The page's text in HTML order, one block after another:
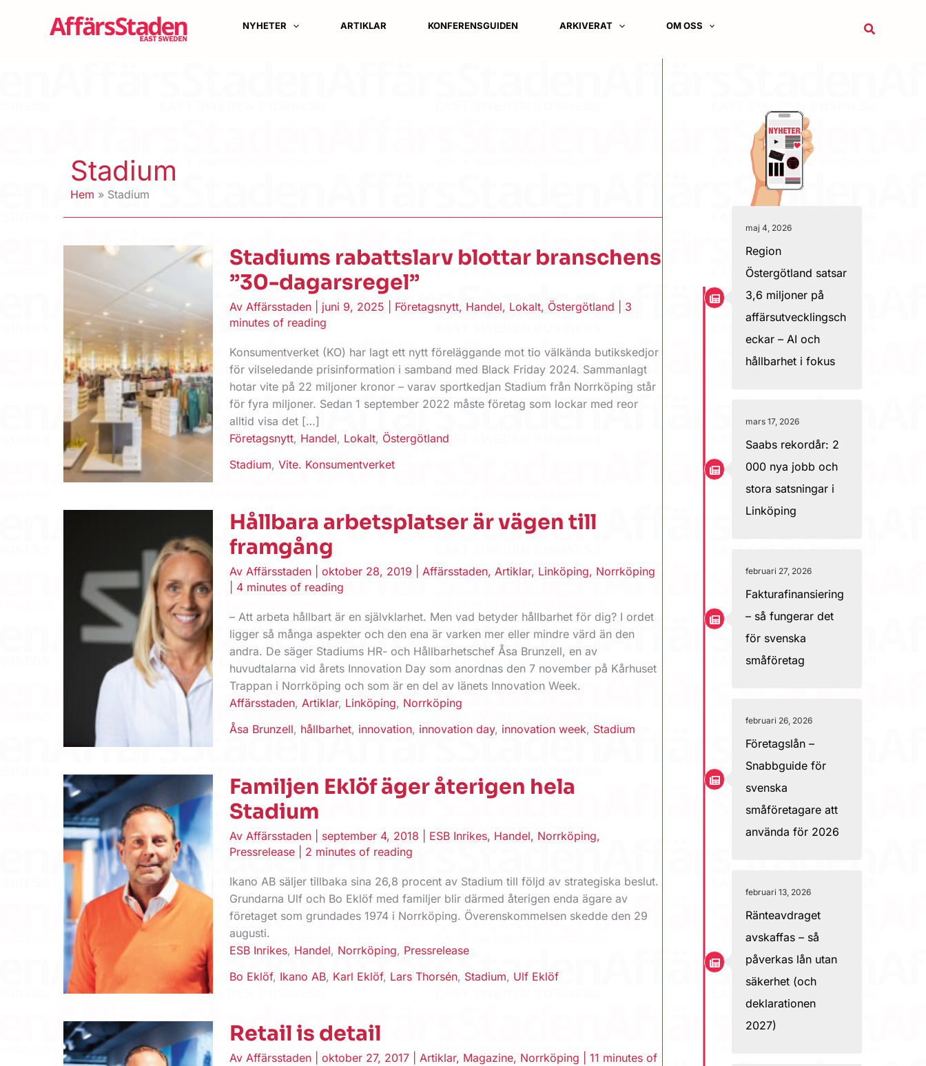
NYHETER ARTIKLAR KONFERENSGUIDEN ARKIVERAT OM OSS Sök
Stadium
Hem Stadium
Stadiums rabattslarv blottar branschens
”30-dagars­regel”
AvAffärsstaden juni 9, 2025 Företagsnytt, Handel, Lokalt, Östergötland
3
minutes of reading
Konsumentverket (KO) har lagt ett nytt föreläggande mot tio välkända butikskedjor
för vilseledande prisinformation i samband med Black Friday 2024. Sammanlagt
hotar vite på 22 miljoner kronor – varav sportkedjan Stadium från Norrköping står
för fyra miljoner. Sedan 1 september 2022 måste företag som lockar med reor
alltid visa det […]
Företagsnytt, Handel, Lokalt, Östergötland
Stadium,Vite. Konsumentverket
Hållbara arbetsplatser är vägen till
framgång
Av Affärsstaden |oktober 28, 2019 Affärsstaden, Artiklar, Linköping, Norrköping
4 minutes of reading
– Att arbeta hållbart är en självklarhet. Men vad betyder hållbarhet för dig? I ordet
ligger så många aspekter och den ena är varken mer eller mindre värd än den
andra. De säger Stadiums HR- och Hållbarhetschef Åsa Brunzell, en av
huvudtalarna vid årets Innovation Day som anordnas den 7 november på Kårhuset
Trappan i Norrköping och som är en del av länets Innovation Week.
Affärsstaden, Artiklar, Linköping, Norrköping
Åsa Brunzell, hållbarhet, innovation, innovation day, innovation week, Stadium
Familjen Eklöf äger återigen hela
Stadium
Av Affärsstaden september 4, 2018 ESB Inrikes, Handel, Norrköping,
Pressrelease
2 minutes of reading
Ikano AB säljer tillbaka sina 26,8 procent av Stadium till följd av strategiska beslut.
Grundarna Ulf och Bo Eklöf med familjer blir därmed återigen enda ägare av
företaget som grundades 1974 i Norrköping. Överenskommelsen skedde den 29
augusti.
ESB Inrikes, Handel, Norrköping, Pressrelease
Bo Eklöf, Ikano AB, Karl Eklöf, Lars Thorsén, Stadium, Ulf Eklöf
Retail is detail
AvAffärsstaden |oktober 27, 2017 |Artiklar, Magazine, Norrköping |11 minutes of
maj 4, 2026
Region
Östergötland satsar
3,6 miljoner på
affärsutvecklingsch
eckar – AI och
hållbarhet i fokus
mars 17, 2026
Saabs rekordår: 2
000 nya jobb och
stora satsningar i
Linköping
februari 27, 2026
Fakturafinansiering
– så fungerar det
för svenska
småföretag
februari 26, 2026
Företagslån –
Snabbguide för
svenska
småföretagare att
använda för 2026
februari 13, 2026
Ränteavdraget
avskaffas – så
påverkas lån utan
säkerhet (och
deklarationen
2027)